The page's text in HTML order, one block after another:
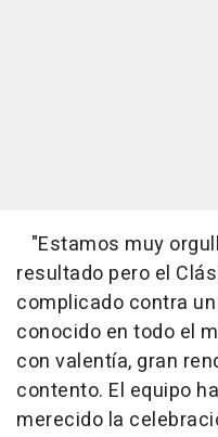
"Estamos muy
resultado pero el
complicado contra
conocido en todo el
con valentía, gran
contento. El equipo
merecido la